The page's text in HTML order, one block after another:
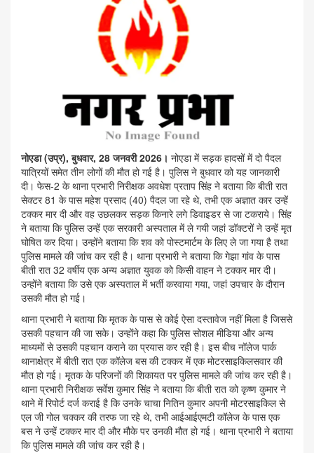
नोएडा (उप्र), बुधवार, 28 जनवरी 2026। नोएडा में सड़क हादसों में दो पैदल
यात्रियों समेत तीन लोगों की मौत हो गई है। पुलिस ने बुधवार को यह जानकारी
दी। फेस-2 के थाना प्रभारी निरीक्षक अवधेश प्रताप सिंह ने बताया कि बीती रात
सेक्टर 81 के पास महेश प्रसाद (40) पैदल जा रहे थे, तभी एक अज्ञात कार उन्हें
टक्कर मार दी और वह उछलकर सड़क किनारे लगे डिवाइडर से जा टकराये। सिंह
ने बताया कि पुलिस उन्हें एक सरकारी अस्पताल में ले गयी जहां डॉक्टरों ने उन्हें मृत
घोषित कर दिया। उन्होंने बताया कि शव को पोस्टमार्टम के लिए ले जा गया है तथा
पुलिस मामले की जांच कर रही है। थाना प्रभारी ने बताया कि गेझा गांव के पास
बीती रात 32 वर्षीय एक अन्य अज्ञात युवक को किसी वाहन ने टक्कर मार दी।
उन्होंने बताया कि उसे एक अस्पताल में भर्ती करवाया गया, जहां उपचार के दौरान
उसकी मौत हो गई।
थाना प्रभारी ने बताया कि मृतक के पास से कोई ऐसा दस्तावेज नहीं मिला है जिससे
उसकी पहचान की जा सके। उन्होंने कहा कि पुलिस सोशल मीडिया और अन्य
माध्यमों से उसकी पहचान कराने का प्रयास कर रही है। इस बीच नॉलेज पार्क
थानाक्षेत्र में बीती रात एक कॉलेज बस की टक्कर में एक मोटरसाइकिलसवार की
मौत हो गई। मृतक के परिजनों की शिकायत पर पुलिस मामले की जांच कर रही है।
थाना प्रभारी निरीक्षक सर्वेश कुमार सिंह ने बताया कि बीती रात को कृष्ण कुमार ने
थाने में रिपोर्ट दर्ज कराई है कि उनके चाचा नितिन कुमार अपनी मोटरसाइकिल से
एल जी गोल चक्कर की तरफ जा रहे थे, तभी आईआईएमटी कॉलेज के पास एक
बस ने उन्हें टक्कर मार दी और मौके पर उनकी मौत हो गई। थाना प्रभारी ने बताया
कि पुलिस मामले की जांच कर रही है।